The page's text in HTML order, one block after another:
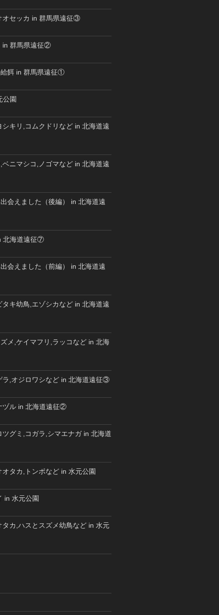
オセッカ in 群馬県遠征③
in 群馬県遠征②
餌 in 群馬県遠征①
公園
シキリ,コムクドリなど in 北海道遠
ベニマシコ,ノゴマなど in 北海道遠
会えました（後編） in 北海道遠
北海道遠征⑦
会えました（前編） in 北海道遠
タキ幼鳥,エゾシカなど in 北海道遠
メ,ケイマフリ,ラッコなど in 北海
ラ,オジロワシなど in 北海道遠征③
ヅル in 北海道遠征②
ツグミ,コガラ,シマエナガ in 北海道
タカ,トンボなど in 水元公園
in 水元公園
タカ,ハスとスズメ幼鳥など in 水元